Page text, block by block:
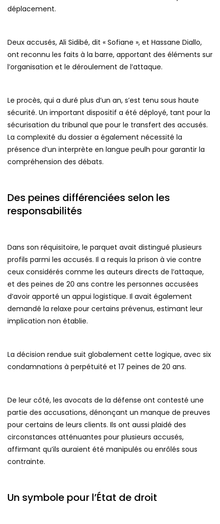
déplacement.
Deux accusés, Ali Sidibé, dit « Sofiane », et Hassane Diallo,
ont reconnu les faits à la barre, apportant des éléments sur
l’organisation et le déroulement de l’attaque.
Le procès, qui a duré plus d’un an, s’est tenu sous haute
sécurité. Un important dispositif a été déployé, tant pour la
sécurisation du tribunal que pour le transfert des accusés.
La complexité du dossier a également nécessité la
présence d’un interprète en langue peulh pour garantir la
compréhension des débats.
Des peines différenciées selon les
responsabilités
Dans son réquisitoire, le parquet avait distingué plusieurs
profils parmi les accusés. Il a requis la prison à vie contre
ceux considérés comme les auteurs directs de l’attaque,
et des peines de 20 ans contre les personnes accusées
d’avoir apporté un appui logistique. Il avait également
demandé la relaxe pour certains prévenus, estimant leur
implication non établie.
La décision rendue suit globalement cette logique, avec six
condamnations à perpétuité et 17 peines de 20 ans.
De leur côté, les avocats de la défense ont contesté une
partie des accusations, dénonçant un manque de preuves
pour certains de leurs clients. Ils ont aussi plaidé des
circonstances atténuantes pour plusieurs accusés,
affirmant qu’ils auraient été manipulés ou enrôlés sous
contrainte.
Un symbole pour l’État de droit